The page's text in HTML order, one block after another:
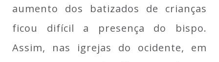
aumento dos batizados de crianças
ficou difícil a presença do bispo.
Assim, nas igrejas do ocidente, em